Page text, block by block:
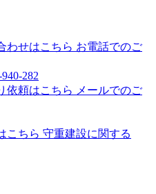
お電話でのご
メールでのご
守重建設に関する